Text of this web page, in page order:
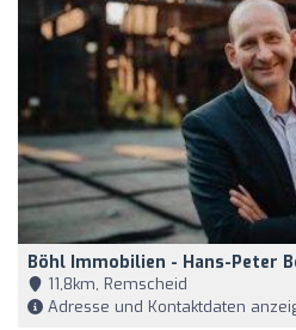
Böhl Immobilien - Hans-Peter
11,8km, Remscheid
Adresse und Kontaktdaten